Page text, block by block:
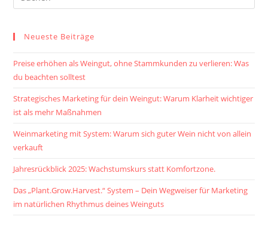
Neueste Beiträge
Preise erhöhen als Weingut, ohne Stammkunden zu verlieren: Was
du beachten solltest
Strategisches Marketing für dein Weingut: Warum Klarheit wichtiger
ist als mehr Maßnahmen
Weinmarketing mit System: Warum sich guter Wein nicht von allein
verkauft
Jahresrückblick 2025: Wachstumskurs statt Komfortzone.
Das „Plant.Grow.Harvest.“ System – Dein Wegweiser für Marketing
im natürlichen Rhythmus deines Weinguts